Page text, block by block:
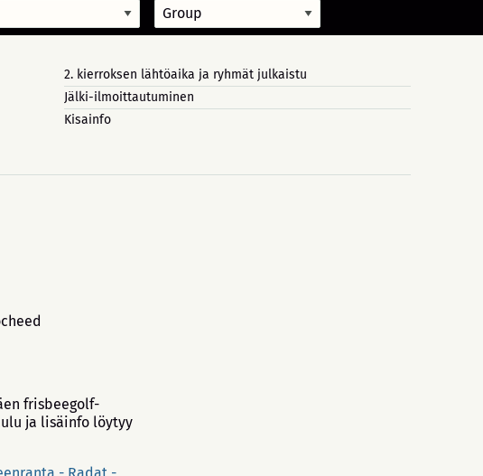
2. kierroksen lähtöaika ja ryhmät julkaistu
Jälki-ilmoittautuminen
Kisainfo
frisbeegolf-
ja lisäinfo löytyy